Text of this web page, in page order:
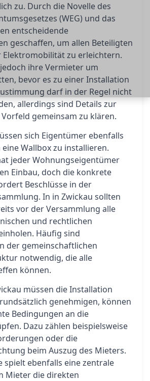
zu. Durch die Novelle des
(WEG) und das
entscheidende
geschaffen, um allen Beteiligten
Elektromobilität zu erleichtern.
ihre Vermieter um
bevor es zu einer Installation
darf in der Regel nicht
allerdings sind Details zur
gemeinsam zu klären.
sich Eigentümer ebenfalls
Wallbox zu installieren.
jeder Wohnungseigentümer
Einbau, doch die konkrete
Beschlüsse in der
In in Zwickau sollten
vor der Versammlung alle
und rechtlichen
Häufig sind
der gemeinschaftlichen
notwendig, die alle
können.
müssen die Installation
genehmigen, können
Bedingungen an die
Dazu zählen beispielsweise
oder die
beim Auszug des Mieters.
spielt ebenfalls eine zentrale
Mieter die direkten